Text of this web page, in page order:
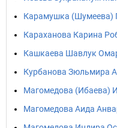
Карамушка (Шумеева)
Караханова Карина
Кашкаева Шавлук
Курбанова Зюльмира
Магомедова (Ибаева)
Магомедова Аида